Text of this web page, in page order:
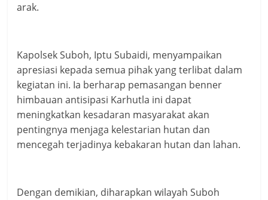
arak.
Kapolsek Suboh, Iptu Subaidi, menyampaikan
apresiasi kepada semua pihak yang terlibat dalam
kegiatan ini. Ia berharap pemasangan benner
himbauan antisipasi Karhutla ini dapat
meningkatkan kesadaran masyarakat akan
pentingnya menjaga kelestarian hutan dan
mencegah terjadinya kebakaran hutan dan lahan.
Dengan demikian, diharapkan wilayah Suboh